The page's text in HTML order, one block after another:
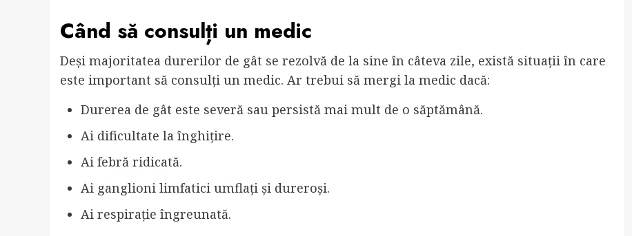
Când să consulți un medic
Deși majoritatea durerilor de gât se rezolvă de la sine în câteva zile, există situații în care
este important să consulți un medic. Ar trebui să mergi la medic dacă:
Durerea de gât este severă sau persistă mai mult de o săptămână.
Ai dificultate la înghițire.
Ai febră ridicată.
Ai ganglioni limfatici umflați și dureroși.
Ai respirație îngreunată.